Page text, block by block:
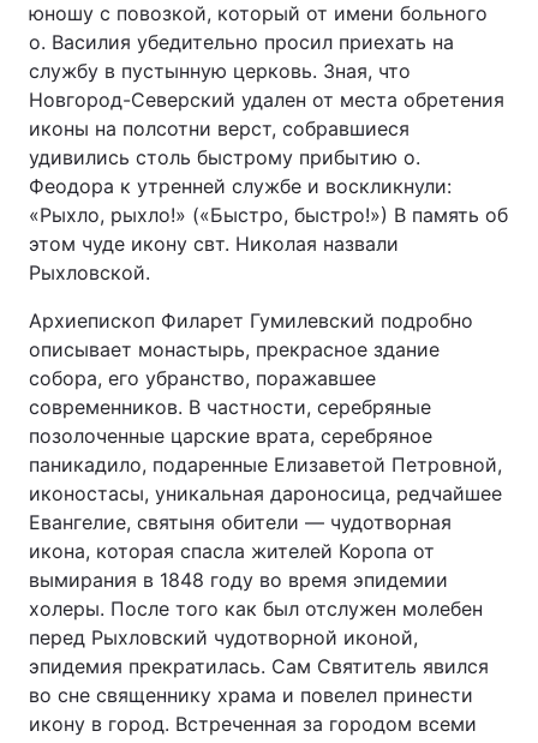
юношу с повозкой, который от имени больного
о. Василия убедительно просил приехать на
службу в пустынную церковь. Зная, что
Новгород-Северский удален от места обретения
иконы на полсотни верст, собравшиеся
удивились столь быстрому прибытию о.
Феодора к утренней службе и воскликнули:
«Рыхло, рыхло!» («Быстро, быстро!») В память об
этом чуде икону свт. Николая назвали
Рыхловской.
Архиепископ Филарет Гумилевский подробно
описывает монастырь, прекрасное здание
собора, его убранство, поражавшее
современников. В частности, серебряные
позолоченные царские врата, серебряное
паникадило, подаренные Елизаветой Петровной,
иконостасы, уникальная дароносица, редчайшее
Евангелие, святыня обители — чудотворная
икона, которая спасла жителей Коропа от
вымирания в 1848 году во время эпидемии
холеры. После того как был отслужен молебен
перед Рыхловский чудотворной иконой,
эпидемия прекратилась. Сам Святитель явился
во сне священнику храма и повелел принести
икону в город. Встреченная за городом всеми